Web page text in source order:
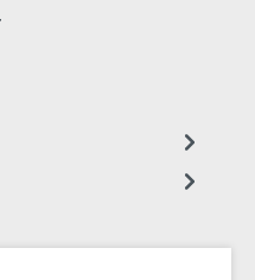
von Rund- auf
werden kann. In beiden